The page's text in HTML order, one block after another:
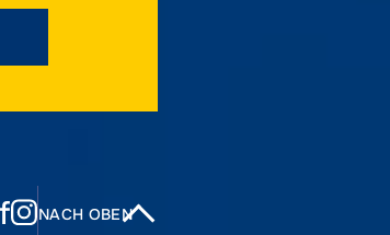
f NACH OBEN